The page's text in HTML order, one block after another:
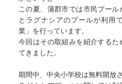
この夏、蒲郡市では市民プー
とラグナシアのプールが利用
業」を行っています。
今回はその取組みを紹介するた
てきました。
期間中、中央小学校は無料開放